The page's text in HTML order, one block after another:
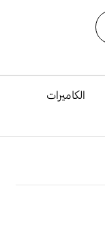
الكاميرات